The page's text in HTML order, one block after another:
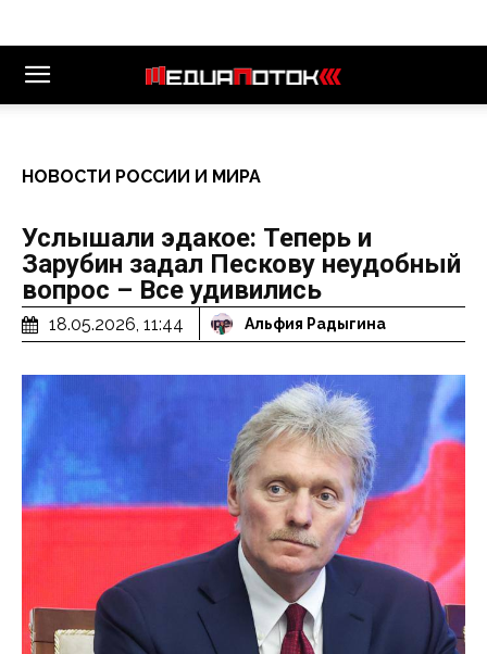
НОВОСТИ РОССИИ И МИРА
Услышали эдакое: Теперь и
Зарубин задал Пескову неудобный
вопрос – Все удивились
18.05.2026, 11:44 Альфия Радыгина